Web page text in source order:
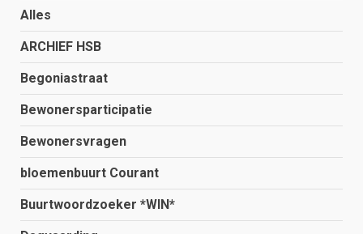
Alles
ARCHIEF HSB
Begoniastraat
Bewonersparticipatie
Bewonersvragen
bloemenbuurt Courant
Buurtwoordzoeker *WIN*